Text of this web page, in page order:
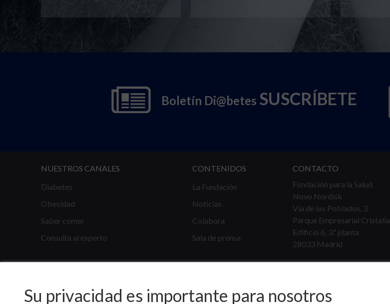
Su privacidad es importante para nosotros
Boletín Di@betes SUSCRÍBETE
NUESTROS CANALES
Diabetes
Obesidad
Saber comer
Consulta al experto
CONTENIDOS
La Fundación
Noticias
Colabora
Sala de prensa
CONTACTO
Fundación para la Salud
Novo Nordisk
Vía de los Poblados, 3
Parque Empresarial Cristalia
Edificio 6, 3.ª planta
28033 Madrid